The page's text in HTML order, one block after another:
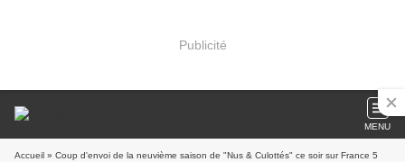
Publicité
MENU
Accueil » Coup d'envoi de la neuvième saison de "Nus & Culottés" ce soir sur France 5